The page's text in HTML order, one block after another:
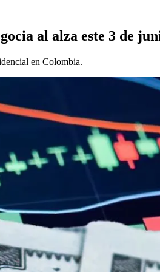
al alza este 3 de
en Colombia.